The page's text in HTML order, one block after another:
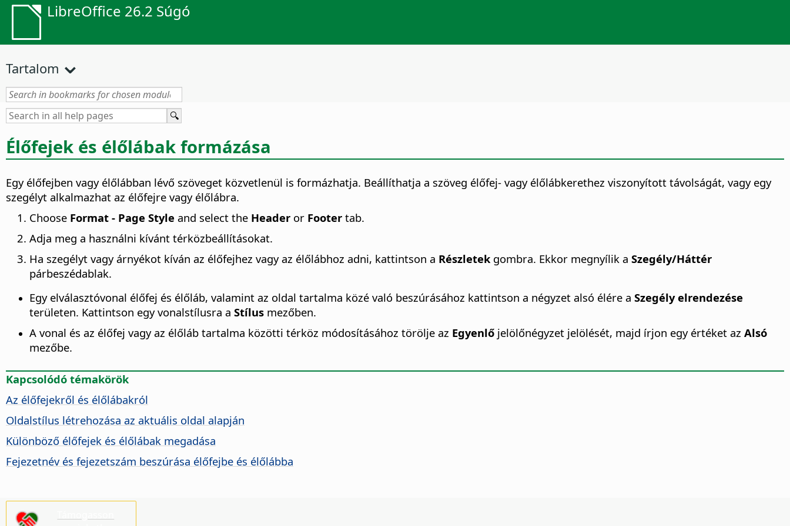
LibreOffice 26.2 Súgó
Tartalom
Élőfejek és élőlábak formázása
Egy élőfejben vagy élőlábban lévő szöveget közvetlenül is formázhatja. Beállíthatja a szöveg élőfej- vagy élőlábkerethez viszonyított távolságát, vagy egy
szegélyt alkalmazhat az élőfejre vagy élőlábra.
Choose Format - Page Style and select the Header or Footer tab.
Adja meg a használni kívánt térközbeállításokat.
Ha szegélyt vagy árnyékot kíván az élőfejhez vagy az élőlábhoz adni, kattintson a Részletekgombra. Ekkor megnyílik a Szegély/Háttér
párbeszédablak.
Egy elválasztóvonal élőfej és élőláb, valamint az oldal tartalma közé való beszúrásához kattintson a négyzet alsó élére a Szegély elrendezése
területen. Kattintson egy vonalstílusra a Stílus mezőben.
A vonal és az élőfej vagy az élőláb tartalma közötti térköz módosításához törölje az Egyenlő jelölőnégyzet jelölését, majd írjon egy értéket az Alsó
mezőbe.
Kapcsolódó témakörök
Az élőfejekről és élőlábakról
Oldalstílus létrehozása az aktuális oldal alapján
Különböző élőfejek és élőlábak megadása
Fejezetnév és fejezetszám beszúrása élőfejbe és élőlábba